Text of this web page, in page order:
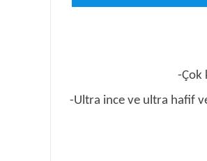
-Çok
-Ultra ince ve ultra hafif